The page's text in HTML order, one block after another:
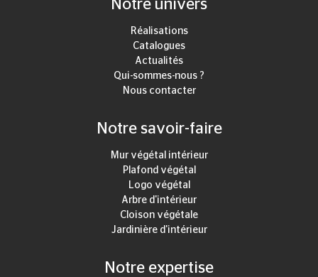
Notre univers
Réalisations
Catalogues
Actualités
Qui-sommes-nous ?
Nous contacter
Notre savoir-faire
Mur végétal intérieur
Plafond végétal
Logo végétal
Arbre d'intérieur
Cloison végétale
Jardinière d'intérieur
Notre expertise